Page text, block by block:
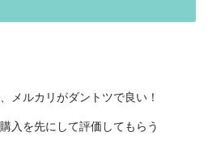
メルカリがダントツで良い！
入を先にして評価してもらう